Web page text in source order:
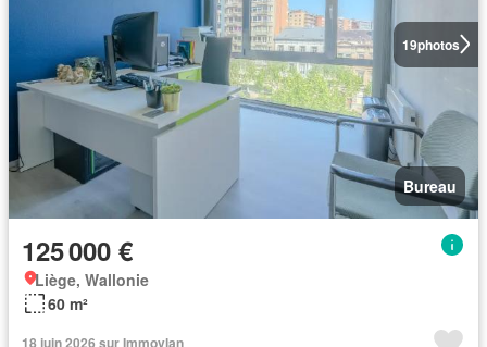
19photos
Bureau
125 000 €
Liège, Wallonie
60 m²
18 juin 2026 sur Immovlan